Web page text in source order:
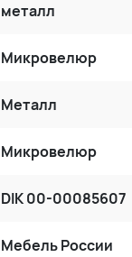
металл
Микровелюр
Металл
Микровелюр
DIK 00-00085607
Мебель России